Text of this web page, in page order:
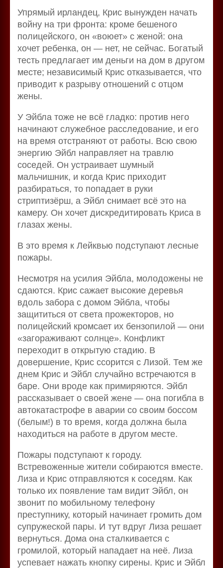
Упрямый ирландец, Крис вынужден начать
войну на три фронта: кроме бешеного
полицейского, он «воюет» с женой: она
хочет ребенка, он — нет, не сейчас. Богатый
тесть предлагает им деньги на дом в другом
месте; независимый Крис отказывается, что
приводит к разрыву отношений с отцом
жены.
У Эйбла тоже не всё гладко: против него
начинают служебное расследование, и его
на время отстраняют от работы. Всю свою
энергию Эйбл направляет на травлю
соседей. Он устраивает шумный
мальчишник, и когда Крис приходит
разбираться, то попадает в руки
стриптизёрш, а Эйбл снимает всё это на
камеру. Он хочет дискредитировать Криса в
глазах жены.
В это время к Лейквью подступают лесные
пожары.
Несмотря на усилия Эйбла, молодожены не
сдаются. Крис сажает высокие деревья
вдоль забора с домом Эйбла, чтобы
защититься от света прожекторов, но
полицейский кромсает их бензопилой — они
«загораживают солнце». Конфликт
переходит в открытую стадию. В
довершение, Крис ссорится с Лизой. Тем же
днем Крис и Эйбл случайно встречаются в
баре. Они вроде как примиряются. Эйбл
рассказывает о своей жене — она погибла в
автокатастрофе в аварии со своим боссом
(белым!) в то время, когда должна была
находиться на работе в другом месте.
Пожары подступают к городу.
Встревоженные жители собираются вместе.
Лиза и Крис отправляются к соседям. Как
только их появление там видит Эйбл, он
звонит по мобильному телефону
преступнику, который начинает громить дом
супружеской пары. И тут вдруг Лиза решает
вернуться. Дома она сталкивается с
громилой, который нападает на неё. Лиза
успевает нажать кнопку сирены. Крис и Эйбл